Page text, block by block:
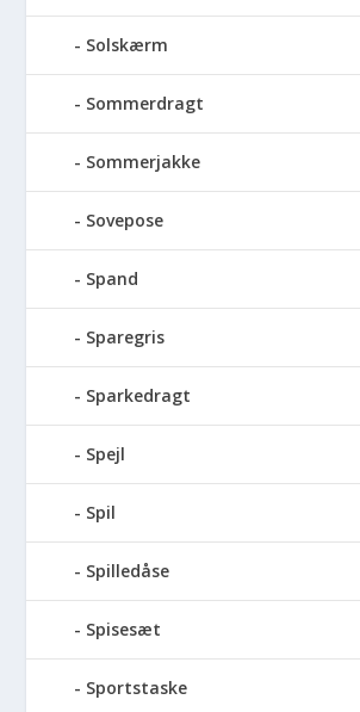
Solskærm
Sommerdragt
Sommerjakke
Sovepose
Spand
Sparegris
Sparkedragt
Spejl
Spil
Spilledåse
Spisesæt
Sportstaske